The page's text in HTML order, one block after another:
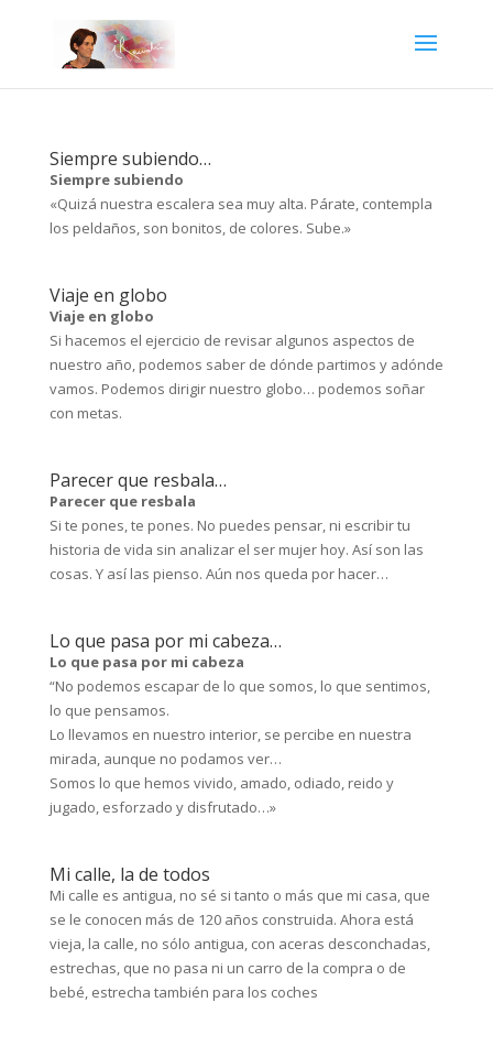
Siempre subiendo…
Siempre subiendo
«Quizá nuestra escalera sea muy alta. Párate, contempla
los peldaños, son bonitos, de colores. Sube.»
Viaje en globo
Viaje en globo
Si hacemos el ejercicio de revisar algunos aspectos de
nuestro año, podemos saber de dónde partimos y adónde
vamos. Podemos dirigir nuestro globo… podemos soñar
con metas.
Parecer que resbala…
Parecer que resbala
Si te pones, te pones. No puedes pensar, ni escribir tu
historia de vida sin analizar el ser mujer hoy. Así son las
cosas. Y así las pienso. Aún nos queda por hacer…
Lo que pasa por mi cabeza…
Lo que pasa por mi cabeza
“No podemos escapar de lo que somos, lo que sentimos,
lo que pensamos.
Lo llevamos en nuestro interior, se percibe en nuestra
mirada, aunque no podamos ver…
Somos lo que hemos vivido, amado, odiado, reido y
jugado, esforzado y disfrutado…»
Mi calle, la de todos
Mi calle es antigua, no sé si tanto o más que mi casa, que
se le conocen más de 120 años construida. Ahora está
vieja, la calle, no sólo antigua, con aceras desconchadas,
estrechas, que no pasa ni un carro de la compra o de
bebé, estrecha también para los coches